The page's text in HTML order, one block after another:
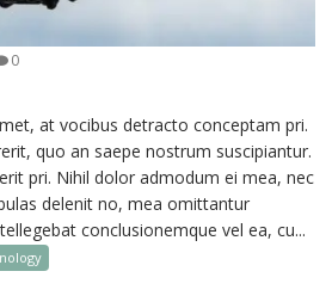
0
at vocibus detracto conceptam pri.
quo an saepe nostrum suscipiantur.
pri. Nihil dolor admodum ei mea, nec
delenit no, mea omittantur
conclusionemque vel ea, cu...